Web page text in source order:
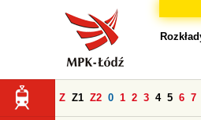
Z Z1 Z2 0 1 2 3 4 5 6 7